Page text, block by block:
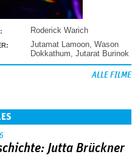
Roderick Warich
Jutamat Lamoon Wason
Dokkathum Jutarat Burinok
ALLE FILME
Jutta Brückner